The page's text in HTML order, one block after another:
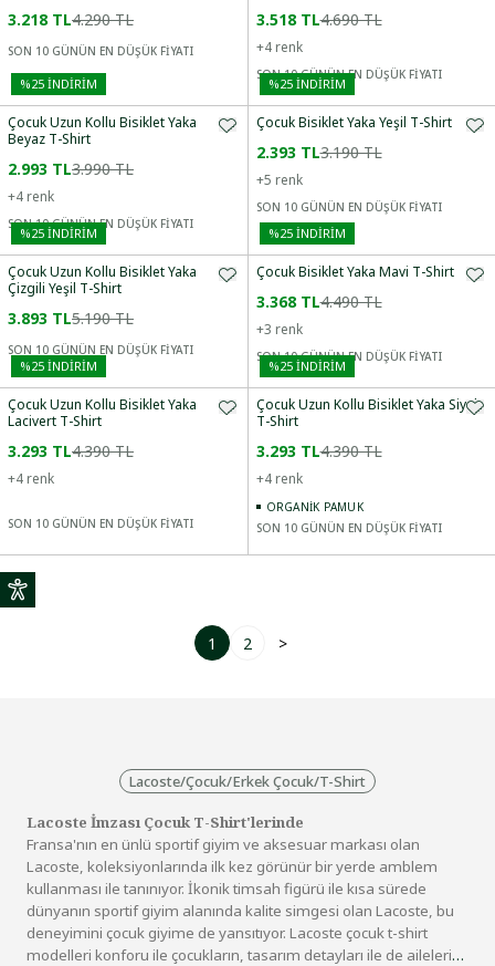
3.218 TL4.290 TL
SON 10 GÜNÜN EN DÜŞÜK FİYATI
3.518 TL4.690 TL
+4 renk
SON 10 GÜNÜN EN DÜŞÜK FİYATI
%25 İNDİRİM
Çocuk Uzun Kollu Bisiklet Yaka
Beyaz T-Shirt
2.993 TL3.990 TL
+4 renk
SON 10 GÜNÜN EN DÜŞÜK FİYATI
%25İNDİRİM
Çocuk Bisiklet Yaka Yeşil T-Shirt
2.393 TL3.190 TL
+5 renk
SON 10 GÜNÜN EN DÜŞÜK FİYATI
%25 İNDİRİM
Çocuk Uzun Kollu Bisiklet Yaka
Çizgili Yeşil T-Shirt
3.893 TL5.190 TL
SON 10 GÜNÜN EN DÜŞÜK FİYATI
%25İNDİRİM
Çocuk Bisiklet Yaka Mavi T-Shirt
3.368 TL4.490 TL
+3 renk
SON 10 GÜNÜN EN DÜŞÜK FİYATI
%25 İNDİRİM
Çocuk Uzun Kollu Bisiklet Yaka
Lacivert T-Shirt
3.293 TL4.390 TL
+4 renk
SON 10 GÜNÜN EN DÜŞÜK FİYATI
%25İNDİRİM
Çocuk Uzun Kollu Bisiklet Yaka Siyah
T-Shirt
3.293 TL4.390 TL
+4 renk
ORGANIK PAMUK
SON 10 GÜNÜN EN DÜŞÜK FİYATI
1 2 >
Lacoste/Çocuk/Erkek Çocuk/T-Shirt
Lacoste İmzası Çocuk T-Shirt'lerinde
Fransa'nın en ünlü sportif giyim ve aksesuar markası olan
Lacoste, koleksiyonlarında ilk kez görünür bir yerde amblem
kullanması ile tanınıyor. İkonik timsah figürü ile kısa sürede
dünyanın sportif giyim alanında kalite simgesi olan Lacoste, bu
deneyimini çocuk giyime de yansıtıyor. Lacoste çocuk t-shirt
modelleri konforu ile çocukların, tasarım detayları ile de ailelerin